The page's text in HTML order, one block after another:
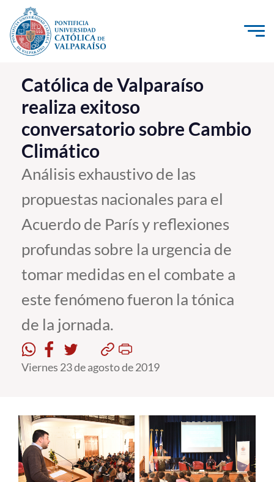
Click acá para ir directamente al contenido
La Universidad
Investigación, Creación e Innovación
PUCV Internacional
Vinculación con el Medio
Pregrado
Postgrado
Formación Continua
Estudiantes
Académicos
Funcionarios
English
Católica de Valparaíso
realiza exitoso
conversatorio sobre Cambio
Climático
Análisis exhaustivo de las
propuestas nacionales para el
Acuerdo de París y reflexiones
profundas sobre la urgencia de
tomar medidas en el combate a
este fenómeno fueron la tónica
de la jornada.
Viernes 23 de agosto de 2019